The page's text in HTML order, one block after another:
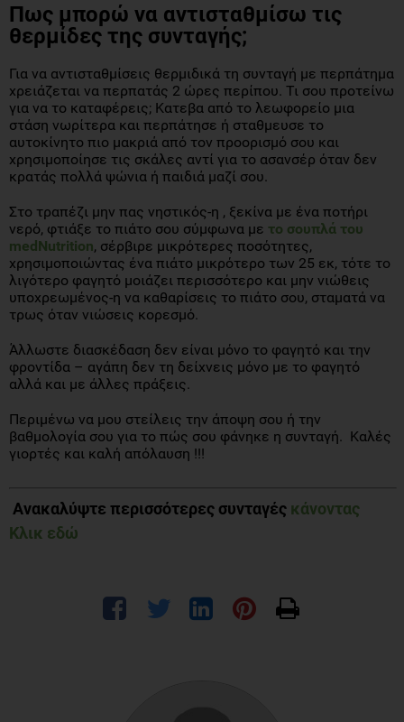
Πως μπορώ να αντισταθμίσω τις
θερμίδες της συνταγής;
Για να αντισταθμίσεις θερμιδικά τη συνταγή με περπάτημα
χρειάζεται να περπατάς 2 ώρες περίπου. Τι σου προτείνω
για να το καταφέρεις; Κατεβα από το λεωφορείο μια
στάση νωρίτερα και περπάτησε ή σταθμευσε το
αυτοκίνητο πιο μακριά από τον προορισμό σου και
χρησιμοποίησε τις σκάλες αντί για το ασανσέρ όταν δεν
κρατάς πολλά ψώνια ή παιδιά μαζί σου.
Στο τραπέζι μην πας νηστικός-η , ξεκίνα με ένα ποτήρι
νερό, φτιάξε το πιάτο σου σύμφωνα με το σουπλά του
medNutrition, σέρβιρε μικρότερες ποσότητες,
χρησιμοποιώντας ένα πιάτο μικρότερο των 25 εκ, τότε το
λιγότερο φαγητό μοιάζει περισσότερο και μην νιώθεις
υποχρεωμένος-η να καθαρίσεις το πιάτο σου, σταματά να
τρως όταν νιώσεις κορεσμό.
Άλλωστε διασκέδαση δεν είναι μόνο το φαγητό και την
φροντίδα – αγάπη δεν τη δείχνεις μόνο με το φαγητό
αλλά και με άλλες πράξεις.
Περιμένω να μου στείλεις την άποψη σου ή την
βαθμολογία σου για το πώς σου φάνηκε η συνταγή. Καλές
γιορτές και καλή απόλαυση !!!
Ανακαλύψτε περισσότερες συνταγές κάνοντας
Κλικ εδώ